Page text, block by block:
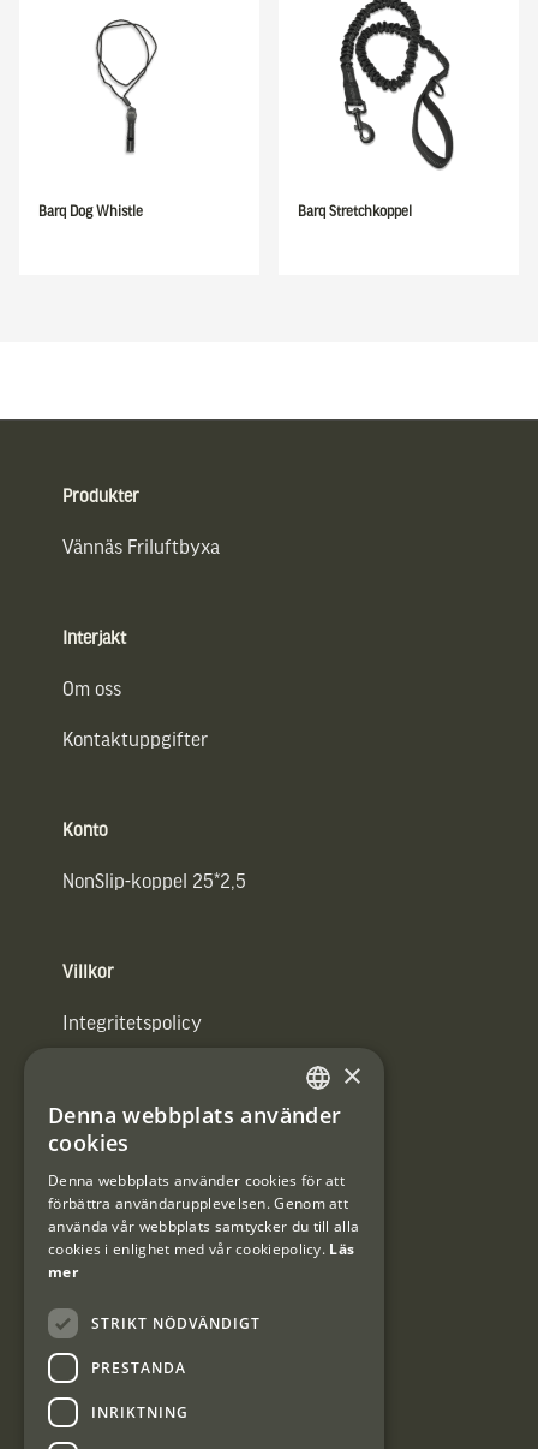
Barq Dog Whistle Barq Stretchkoppel
Produkter
Vännäs Friluftbyxa
Interjakt
Om oss
Kontaktuppgifter
Konto
NonSlip-koppel 25*2,5
Villkor
Integritetspolicy
#Interjaktfamily
Kundklubb
Information om kundklubben.
SWEDISH
×
Denna webbplats använder
cookies
Denna webbplats använder cookies för att
förbättra användarupplevelsen. Genom att
använda vår webbplats samtycker du till alla
cookies i enlighet med vår cookiepolicy. Läs
mer
STRIKT NÖDVÄNDIGT
PRESTANDA
INRIKTNING